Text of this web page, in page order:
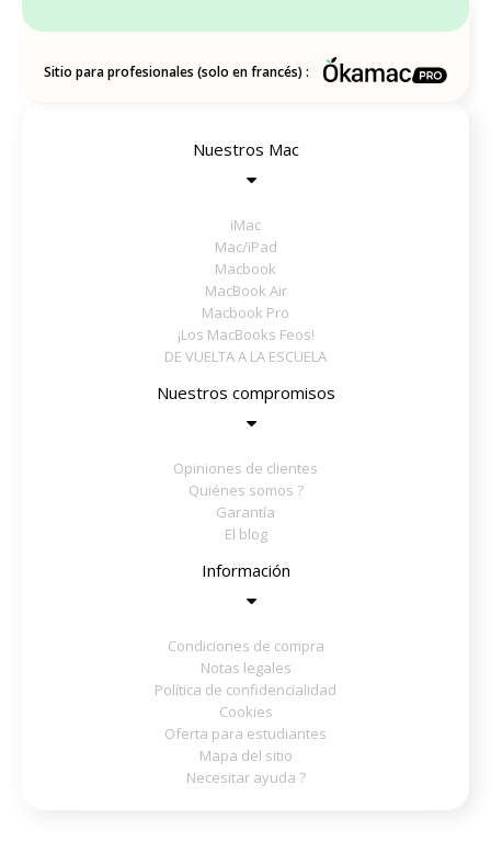
Sitio para profesionales (solo en francés) :
Nuestros Mac
iMac
Mac/iPad
Macbook
MacBook Air
Macbook Pro
¡Los MacBooks Feos!
DE VUELTA A LA ESCUELA
Nuestros compromisos
Opiniones de clientes
Quiénes somos ?
Garantía
El blog
Información
Condiciones de compra
Notas legales
Política de confidencialidad
Cookies
Oferta para estudiantes
Mapa del sitio
Necesitar ayuda ?